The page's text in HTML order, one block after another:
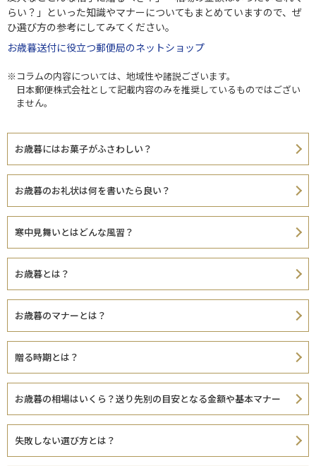
らい？」といった知識やマナーについてもまとめていますので、ぜ
ひ選び方の参考にしてみてください。
お歳暮送付に役立つ郵便局のネットショップ
※コラムの内容については、地域性や諸説ございます。
日本郵便株式会社として記載内容のみを推奨しているものではござい
ません。
お歳暮にはお菓子がふさわしい？
お歳暮のお礼状は何を書いたら良い？
寒中見舞いとはどんな風習？
お歳暮とは？
お歳暮のマナーとは？
贈る時期とは？
お歳暮の相場はいくら？送り先別の目安となる金額や基本マナー
失敗しない選び方とは？